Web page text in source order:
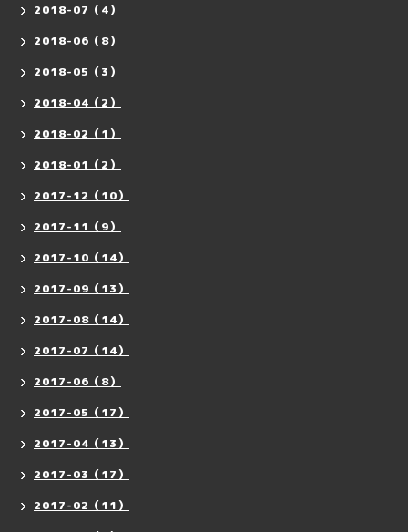
2018-07（4）
2018-06（8）
2018-05（3）
2018-04（2）
2018-02（1）
2018-01（2）
2017-12（10）
2017-11（9）
2017-10（14）
2017-09（13）
2017-08（14）
2017-07（14）
2017-06（8）
2017-05（17）
2017-04（13）
2017-03（17）
2017-02（11）